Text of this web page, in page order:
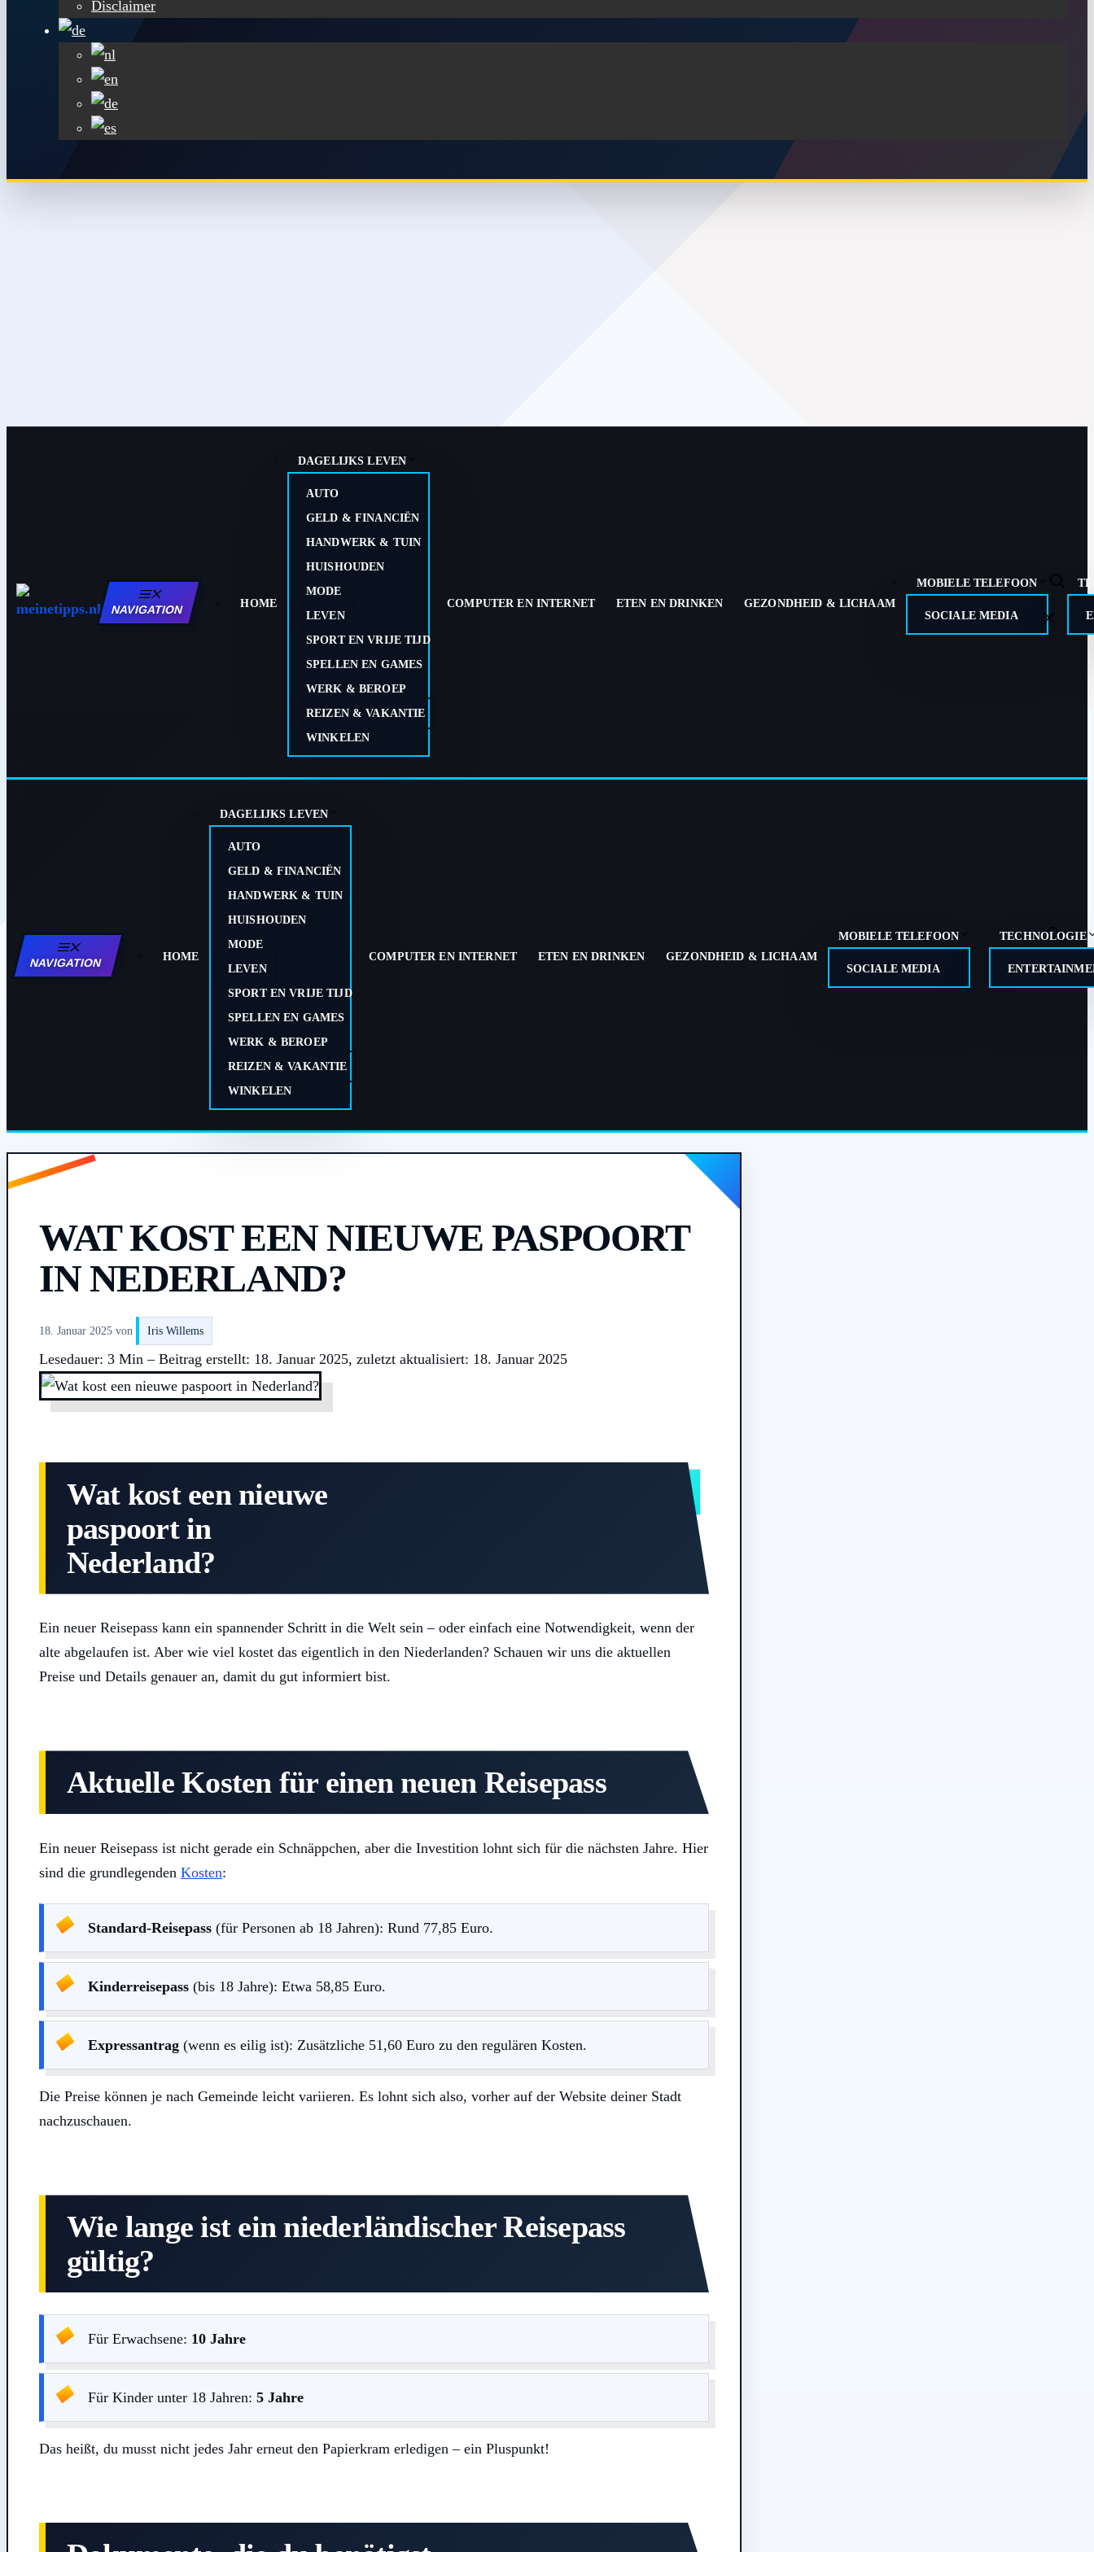
Disclaimer
NAVIGATION HOME
DAGELIJKS LEVEN
AUTO
GELD & FINANCIËN
HANDWERK & TUIN
HUISHOUDEN
MODE
LEVEN
SPORT EN VRIJE TIJD
SPELLEN EN GAMES
WERK & BEROEP
REIZEN & VAKANTIE
WINKELEN
COMPUTER EN INTERNET ETEN EN DRINKEN GEZONDHEID & LICHAAM
MOBIELE TELEFOON
SOCIALE MEDIA
NAVIGATION HOME
DAGELIJKS LEVEN
AUTO
GELD & FINANCIËN
HANDWERK & TUIN
HUISHOUDEN
MODE
LEVEN
SPORT EN VRIJE TIJD
SPELLEN EN GAMES
WERK & BEROEP
REIZEN & VAKANTIE
WINKELEN
COMPUTER EN INTERNET ETEN EN DRINKEN GEZONDHEID & LICHAAM
MOBIELE TELEFOON
SOCIALE MEDIA
TECHNOLOGIE
WAT KOST EEN NIEUWE PASPOORT
IN NEDERLAND?
18. Januar 2025 von Iris Willems
Lesedauer: 3 Min – Beitrag erstellt: 18. Januar 2025, zuletzt aktualisiert: 18. Januar 2025
Wat kost een nieuwe
paspoort in
Nederland?
Ein neuer Reisepass kann ein spannender Schritt in die Welt sein – oder einfach eine Notwendigkeit, wenn der
alte abgelaufen ist. Aber wie viel kostet das eigentlich in den Niederlanden? Schauen wir uns die aktuellen
Preise und Details genauer an, damit du gut informiert bist.
Aktuelle Kosten für einen neuen Reisepass
Ein neuer Reisepass ist nicht gerade ein Schnäppchen, aber die Investition lohnt sich für die nächsten Jahre. Hier
sind die grundlegenden Kosten:
Standard-Reisepass (für Personen ab 18 Jahren): Rund 77,85 Euro.
Kinderreisepass (bis 18 Jahre): Etwa 58,85 Euro.
Expressantrag (wenn es eilig ist): Zusätzliche 51,60 Euro zu den regulären Kosten.
Die Preise können je nach Gemeinde leicht variieren. Es lohnt sich also, vorher auf der Website deiner Stadt
nachzuschauen.
Wie lange ist ein niederländischer Reisepass
gültig?
Für Erwachsene: 10 Jahre
Für Kinder unter 18 Jahren: 5 Jahre
Das heißt, du musst nicht jedes Jahr erneut den Papierkram erledigen – ein Pluspunkt!